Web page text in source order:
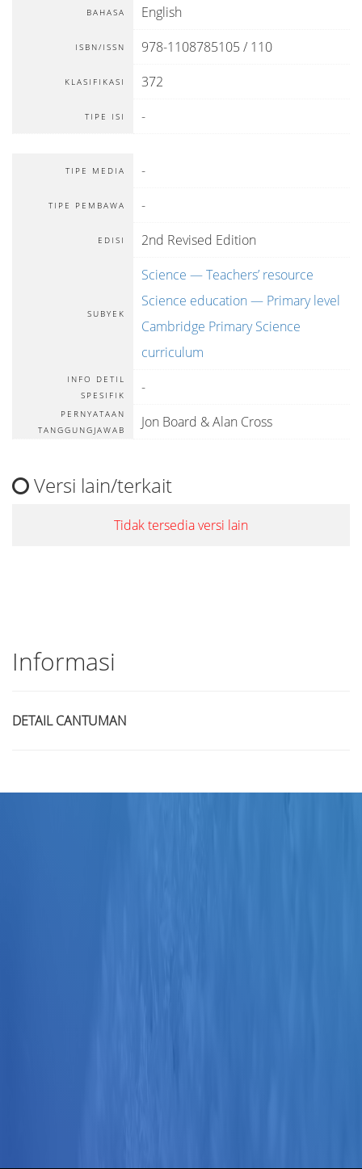
BAHASA English
ISBN/ISSN 978-1108785105 / 110
KLASIFIKASI 372
TIPE ISI -
TIPE MEDIA -
TIPE PEMBAWA -
EDISI 2nd Revised Edition
SUBYEK
Science — Teachers’ resource
Science education — Primary level
Cambridge Primary Science
curriculum
INFO DETIL
SPESIFIK
-
PERNYATAAN
TANGGUNGJAWAB
Jon Board & Alan Cross
Versi lain/terkait
Tidak tersedia versi lain
Informasi
DETAIL CANTUMAN